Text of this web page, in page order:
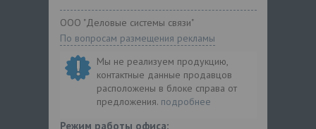
ООО "Деловые системы связи"
По вопросам размещения рекламы
Мы не реализуем продукцию,
контактные данные продавцов
расположены в блоке справа от
предложения. подробнее
Режим работы офиса: